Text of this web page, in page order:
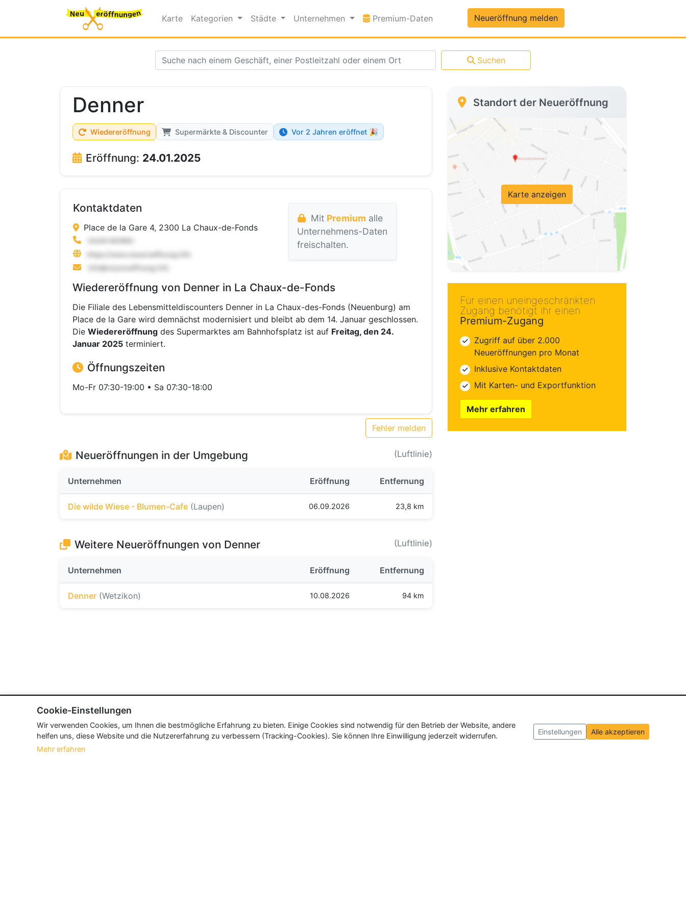
Karte Kategorien Städte Unternehmen Premium-Daten Premium-DatenNeueröffnung melden
Suchen
Denner
Wiedereröffnung Supermärkte & Discounter Vor 2 Jahren eröffnet 🎉
Eröffnung: 24.01.2025
Kontaktdaten
Place de la Gare 4, 2300 La Chaux-de-Fonds
Mit Premium alle
Unternehmens-Daten
freischalten.
Wiedereröffnung von Denner in La Chaux-de-Fonds
Die Filiale des Lebensmitteldiscounters Denner in La Chaux-des-Fonds (Neuenburg) am
Place de la Gare wird demnächst modernisiert und bleibt ab dem 14. Januar geschlossen.
Die Wiedereröffnung des Supermarktes am Bahnhofsplatz ist auf Freitag, den 24.
Januar 2025 terminiert.
Öffnungszeiten
Mo-Fr 07:30-19:00 • Sa 07:30-18:00
Fehler melden
Neueröffnungen in der Umgebung (Luftlinie)
Unternehmen Eröffnung Entfernung
Die wilde Wiese - Blumen-Cafe (Laupen) 06.09.2026 23,8 km
Weitere Neueröffnungen von Denner (Luftlinie)
Unternehmen Eröffnung Entfernung
Denner (Wetzikon) 10.08.2026 94 km
Standort der Neueröffnung
Karte anzeigen
Für einen uneingeschränkten
Zugang benötigt ihr einen
Premium-Zugang
Zugriff auf über 2.000
Neueröffnungen pro Monat
Inklusive Kontaktdaten
Mit Karten- und Exportfunktion
Mehr erfahren
Cookie-Einstellungen
Wir verwenden Cookies, um Ihnen die bestmögliche Erfahrung zu bieten. Einige Cookies sind notwendig für den Betrieb der Website, andere
helfen uns, diese Website und die Nutzererfahrung zu verbessern (Tracking-Cookies). Sie können Ihre Einwilligung jederzeit widerrufen.
Mehr erfahren
Einstellungen Alle akzeptieren